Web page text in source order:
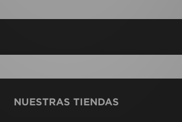
NUESTRAS TIENDAS